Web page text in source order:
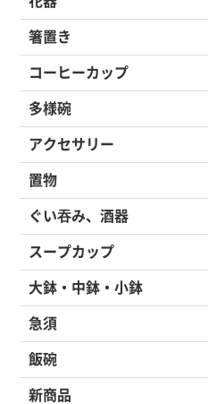
箸置き
コーヒーカップ
多様碗
アクセサリー
置物
ぐい吞み、酒器
スープカップ
大鉢・中鉢・小鉢
急須
飯碗
新商品